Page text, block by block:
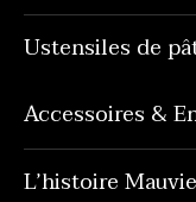
Ustensiles de
Accessoires &
L’histoire